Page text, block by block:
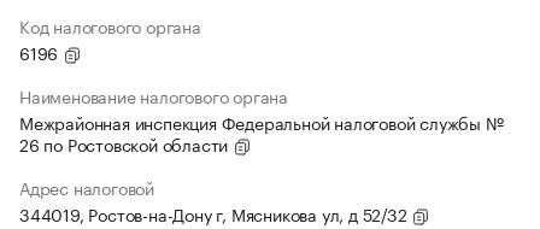
Код налогового органа
6196
Наименование налогового органа
Межрайонная инспекция Федеральной налоговой службы №
26 по Ростовской области
Адрес налоговой
344019, Ростов-на-Дону г, Мясникова ул, д 52/32